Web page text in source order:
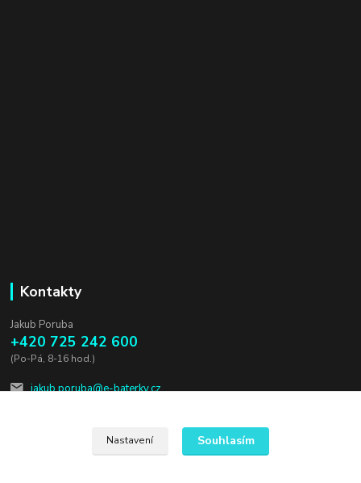
Kontakty
Jakub Poruba
+420 725 242 600
(Po-Pá, 8-16 hod.)
jakub.poruba@e-baterky.cz
Nastavení Souhlasím